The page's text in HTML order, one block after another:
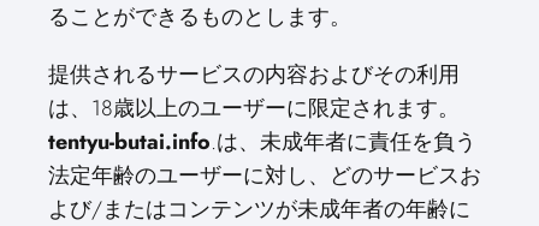
ることができるものとします。
提供されるサービスの内容およびその利用
は、18歳以上のユーザーに限定されます。
tentyu-butai.info.は、未成年者に責任を負う
法定年齢のユーザーに対し、どのサービスお
よび/またはコンテンツが未成年者の年齢に